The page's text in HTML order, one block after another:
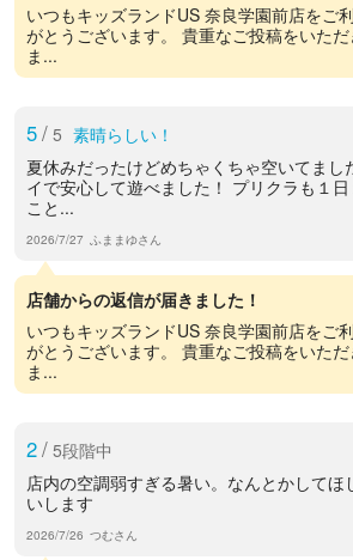
いつもキッズランドUS 奈良学園前店をご
がとうございます。 貴重なご投稿をいた
ま...
5/ 5 素晴らしい！
夏休みだったけどめちゃくちゃ空いてまし
イで安心して遊べました！ プリクラも１
こと...
2026/7/27 ふままゆさん
店舗からの返信が届きました！
いつもキッズランドUS 奈良学園前店をご
がとうございます。 貴重なご投稿をいた
ま...
2/ 5段階中
店内の空調弱すぎる暑い。なんとかしてほ
いします
2026/7/26 つむさん